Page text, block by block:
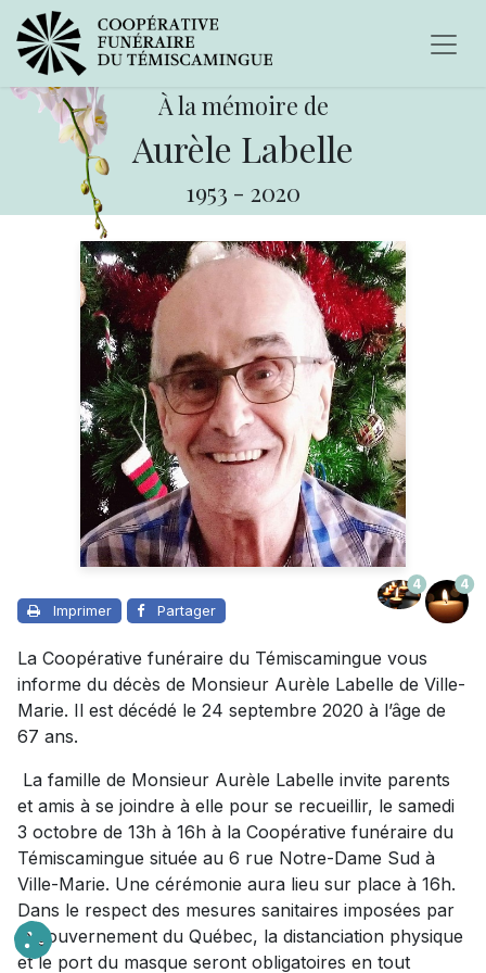
À la mémoire de
Aurèle Labelle
1953 - 2020
Imprimer Partager
4 4
La Coopérative funéraire du Témiscamingue vous
informe du décès de Monsieur Aurèle Labelle de Ville-
Marie. Il est décédé le 24 septembre 2020 à l’âge de
67 ans.
La famille de Monsieur Aurèle Labelle invite parents
et amis à se joindre à elle pour se recueillir, le samedi
3 octobre de 13h à 16h à la Coopérative funéraire du
Témiscamingue située au 6 rue Notre-Dame Sud à
Ville-Marie. Une cérémonie aura lieu sur place à 16h.
Dans le respect des mesures sanitaires imposées par
le gouvernement du Québec, la distanciation physique
et le port du masque seront obligatoires en tout